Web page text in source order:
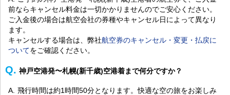
前ならキャンセル料金は一切かかりませんのでご安心ください。
ご入金後の場合は航空会社の券種やキャンセル日によって異なり
ます。
キャンセルする場合は、弊社航空券のキャンセル・変更・払戻に
ついてをご確認ください。
神戸空港発〜札幌(新千歳)空港着まで何分ですか？
飛行時間は約1時間50分となります。快適な空の旅をお楽しみ